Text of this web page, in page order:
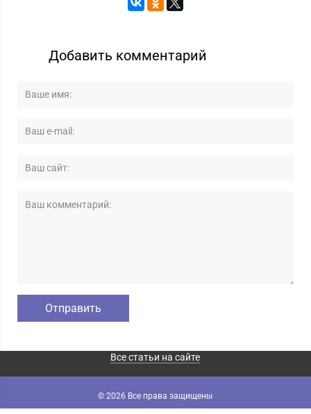
Добавить комментарий
Все статьи на сайте
© 2026 Все права защищены